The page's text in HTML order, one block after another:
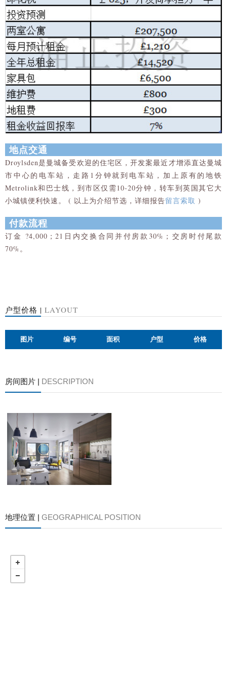
地点交通
Droylsden是曼城备受欢迎的住宅区，开发案最近才增添直达曼城
市中心的电车站，走路1分钟就到电车站，加上原有的地铁
Metrolink和巴士线，到市区仅需10-20分钟，转车到英国其它大
小城镇便利快速。 ( 以上为介绍节选，详细报告留言索取 )
付款流程
订金 ?4,000；21日内交换合同并付房款30%；交房时付尾款
70%。
户型价格 | LAYOUT
图片 编号 面积 户型 价格
房间图片 | DESCRIPTION
地理位置 | GEOGRAPHICAL POSITION